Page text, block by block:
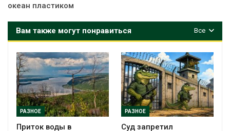
океан пластиком
Все
Вам также могут понравиться
РАЗНОЕ
Приток воды в
РАЗНОЕ
Суд запретил